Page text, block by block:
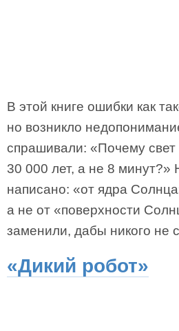
В этой книге ошибки как
но возникло
спрашивали: «Почему свет
30 000 лет, а не 8 минут?»
написано: «от ядра
а не от «поверхности
заменили, дабы никого не
«Дикий робот»